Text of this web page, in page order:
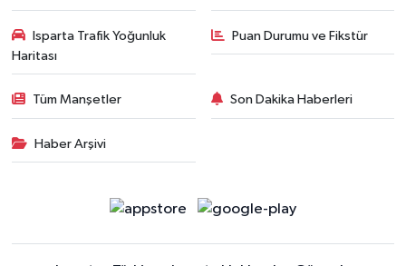
Isparta Trafik Yoğunluk
Haritası
Puan Durumu ve Fikstür
Tüm Manşetler Son Dakika Haberleri
Haber Arşivi